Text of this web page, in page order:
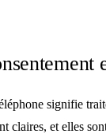
signifie
claires, et elles